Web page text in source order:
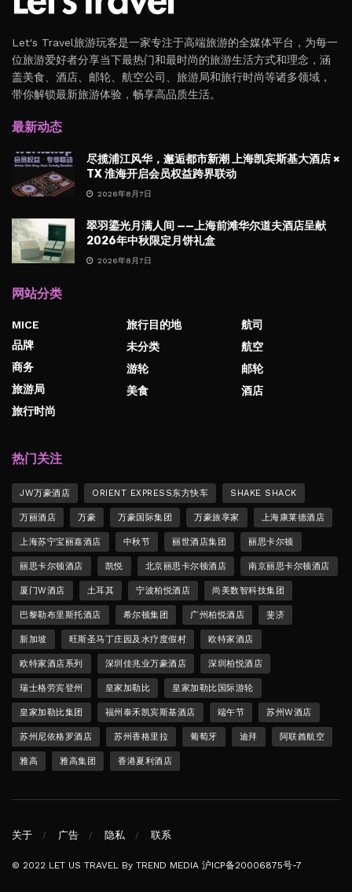
Let's Travel旅游玩客是一家专注于高端旅游的全媒体平台，为每一
位旅游爱好者分享当下最热门和最时尚的旅游生活方式和理念，涵
盖美食、酒店、邮轮、航空公司、旅游局和旅行时尚等诸多领域，
带你解锁最新旅游体验，畅享高品质生活。
最新动态
尽揽浦江风华，邂逅都市新潮 上海凯宾斯基大酒店 ×
TX 淮海开启会员权益跨界联动
2026年8月7日
翠羽鎏光月满人间 ——上海前滩华尔道夫酒店呈献
2026年中秋限定月饼礼盒
2026年8月7日
网站分类
MICE
品牌
商务
旅游局
旅行时尚
旅行目的地
未分类
游轮
美食
航司
航空
邮轮
酒店
热门关注
JW万豪酒店 ORIENT EXPRESS东方快车 SHAKE SHACK
万丽酒店 万豪 万豪国际集团 万豪旅享家 上海康莱德酒店
上海苏宁宝丽嘉酒店 中秋节 丽世酒店集团 丽思卡尔顿
丽思卡尔顿酒店 凯悦 北京丽思卡尔顿酒店 南京丽思卡尔顿酒店
厦门W酒店 土耳其 宁波柏悦酒店 尚美数智科技集团
巴黎勒布里斯托酒店 希尔顿集团 广州柏悦酒店 斐济
新加坡 旺斯圣马丁庄园及水疗度假村 欧特家酒店
欧特家酒店系列 深圳佳兆业万豪酒店 深圳柏悦酒店
瑞士格劳宾登州 皇家加勒比 皇家加勒比国际游轮
皇家加勒比集团 福州泰禾凯宾斯基酒店 端午节 苏州W酒店
苏州尼依格罗酒店 苏州香格里拉 葡萄牙 迪拜 阿联酋航空
雅高 雅高集团 香港夏利酒店
关于 广告 隐私 联系
© 2022 LET US TRAVEL By TREND MEDIA 沪ICP备20006875号-7